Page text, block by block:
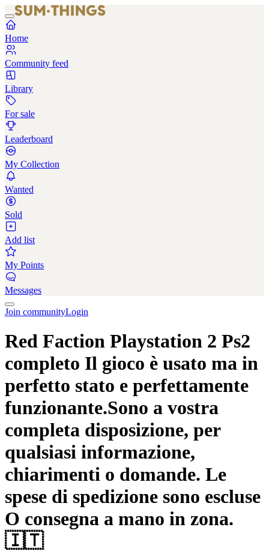
Home
Community feed
Library
For sale
Leaderboard
My Collection
Wanted
Sold
Add list
My Points
Messages
Join communityLogin
Red Faction Playstation 2 Ps2
completo Il gioco è usato ma in
perfetto stato e perfettamente
funzionante.Sono a vostra
completa disposizione, per
qualsiasi informazione,
chiarimenti o domande. Le
spese di spedizione sono escluse
O consegna a mano in zona.
🇮🇹